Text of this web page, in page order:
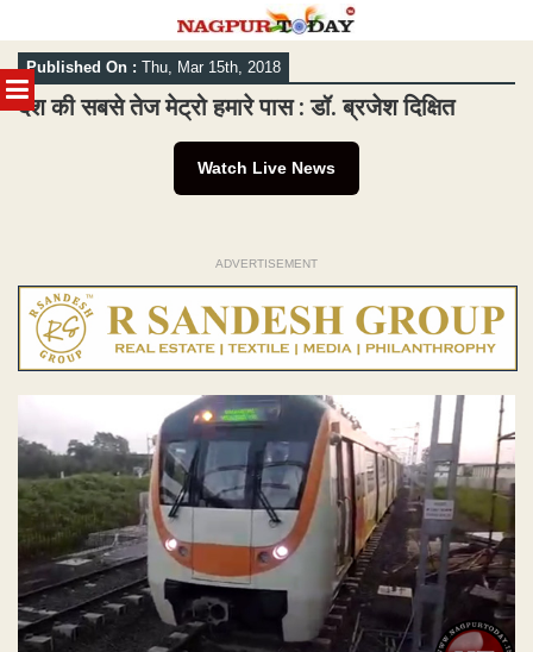
MENU
Skip
to
content
Published On : Thu, Mar 15th, 2018
देश की सबसे तेज मेट्रो हमारे पास : डॉ. ब्रजेश दिक्षित
Watch Live News
ADVERTISEMENT